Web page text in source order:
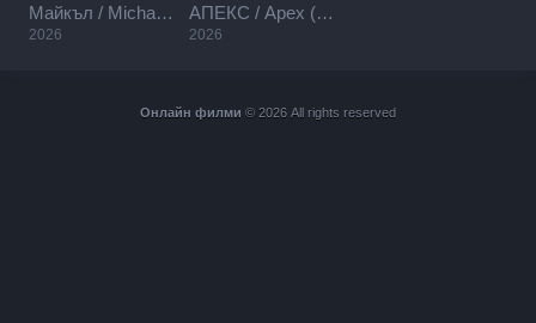
Майкъл / Michael (2026)
2026
АПЕКС / Apex (2026)
2026
Онлайн филми © 2026 All rights reserved